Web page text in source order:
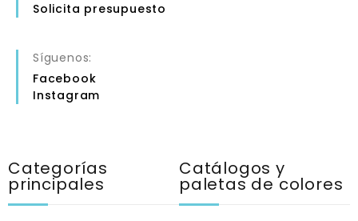
Solicita presupuesto
Síguenos:
Facebook
Instagram
Catálogos y
paletas de colores
Categorías
principales